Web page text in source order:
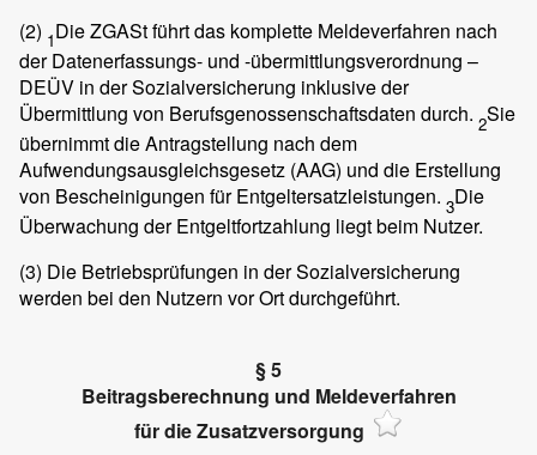
(2) 1Die ZGASt führt das komplette Meldeverfahren nach
der Datenerfassungs- und -übermittlungsverordnung –
DEÜV in der Sozialversicherung inklusive der
Übermittlung von Berufsgenossenschaftsdaten durch. 2Sie
übernimmt die Antragstellung nach dem
Aufwendungsausgleichsgesetz (AAG) und die Erstellung
von Bescheinigungen für Entgeltersatzleistungen. 3Die
Überwachung der Entgeltfortzahlung liegt beim Nutzer.
(3) Die Betriebsprüfungen in der Sozialversicherung
werden bei den Nutzern vor Ort durchgeführt.
§ 5
Beitragsberechnung und Meldeverfahren
für die Zusatzversorgung